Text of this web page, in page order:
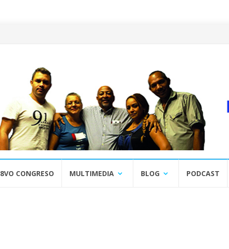
8VO CONGRESO MULTIMEDIA BLOG PODCAST